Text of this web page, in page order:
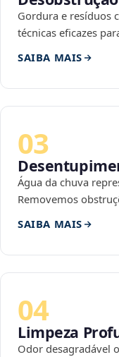
Gordura e resíduos
técnicas eficazes
SAIBA MAIS
03
Água da chuva
Removemos
SAIBA MAIS
04
Limpeza
Odor desagradável